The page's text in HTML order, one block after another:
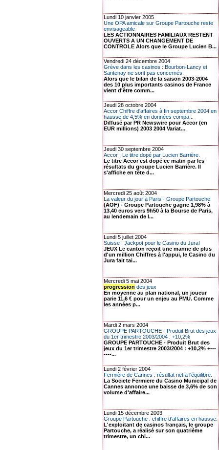
Lundi 10 janvier 2005
Une OPA amicale sur Groupe Partouche reste
envisageable
LES ACTIONNAIRES FAMILIAUX RESTENT
OUVERTS A UN CHANGEMENT DE
CONTROLE Alors que le Groupe Lucien B...
Vendredi 24 décembre 2004
Grève dans les casinos : Bourbon-Lancy et
Santenay ne sont pas concernés.
Alors que le bilan de la saison 2003-2004
des 10 plus importants casinos de France
vient d'être comm...
Jeudi 28 octobre 2004
Accor Chiffre d'affaires à fin septembre 2004 en
hausse de 4,5% en données compa...
Diffusé par PR Newswire pour Accor (en
EUR millions) 2003 2004 Variat...
Jeudi 30 septembre 2004
Accor : Le titre dopé par Lucien Barrière.
Le titre Accor est dopé ce matin par les
résultats du groupe Lucien Barrière. Il
s'affiche en tête d...
Mercredi 25 août 2004
La valeur du jour à Paris - Groupe Partouche.
(AOF) - Groupe Partouche gagne 1,98% à
13,40 euros vers 9h50 à la Bourse de Paris,
au lendemain de l...
Lundi 5 juillet 2004
Suisse : Jackpot pour le Casino du Jura!
JEUX Le canton reçoit une manne de plus
d'un million Chiffres à l'appui, le Casino du
Jura fait tai...
Mercredi 5 mai 2004
progression des jeux
En moyenne au plan national, un joueur
parie 11,6 € pour un enjeu au PMU. Comme
les années p...
Mardi 2 mars 2004
GROUPE PARTOUCHE - Produit Brut des jeux
du 1er trimestre 2003/2004 : +10,2%
GROUPE PARTOUCHE - Produit Brut des
jeux du 1er trimestre 2003/2004 : +10,2% +---
----...
Lundi 2 février 2004
Fermière de Cannes : résultat net à l'équilibre.
La Societe Fermiere du Casino Municipal de
Cannes annonce une baisse de 3,6% de son
volume d'affaire...
Lundi 15 décembre 2003
Groupe Partouche : chiffre d'affaires en hausse.
L'exploitant de casinos français, le groupe
Partouche, a réalisé sur son quatrième
trimestre, un chi...